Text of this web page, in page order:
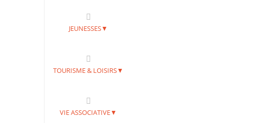
JEUNESSES▼
TOURISME & LOISIRS▼
VIE ASSOCIATIVE▼